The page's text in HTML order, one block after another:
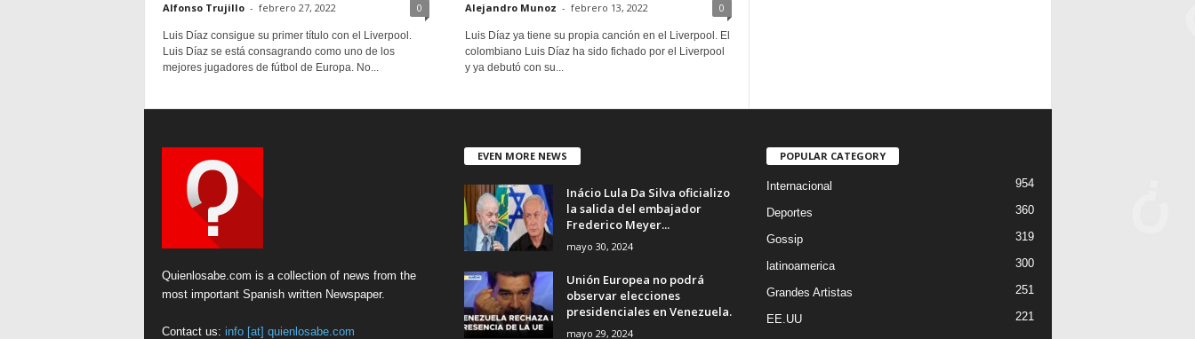
Alfonso Trujillo - febrero 27, 2022 0
Luis Díaz consigue su primer título con el Liverpool.
Luis Díaz se está consagrando como uno de los
mejores jugadores de fútbol de Europa. No...
Alejandro Munoz - febrero 13, 2022 0
Luis Díaz ya tiene su propia canción en el Liverpool. El
colombiano Luis Díaz ha sido fichado por el Liverpool
y ya debutó con su...
Quienlosabe.com is a collection of news from the
most important Spanish written Newspaper.
Contact us: info [at] quienlosabe.com
EVEN MORE NEWS
Inácio Lula Da Silva oficializo
la salida del embajador
Frederico Meyer...
mayo 30, 2024
Unión Europea no podrá
observar elecciones
presidenciales en Venezuela.
mayo 29, 2024
POPULAR CATEGORY
Internacional 954
Deportes 360
Gossip 319
latinoamerica 300
Grandes Artistas 251
EE.UU 221